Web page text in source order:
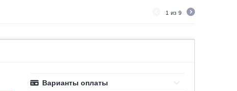
1 из 9
Варианты оплаты